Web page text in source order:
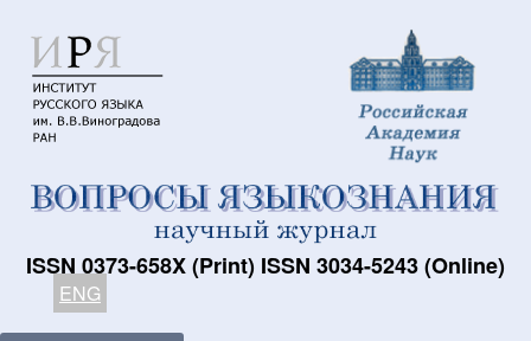
ISSN 0373-658X (Print) ISSN 3034-5243 (Online)
ENG